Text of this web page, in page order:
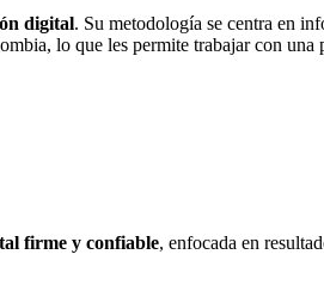
digital. Su metodología se centra en
lo que les permite trabajar con
firme y confiable, enfocada en